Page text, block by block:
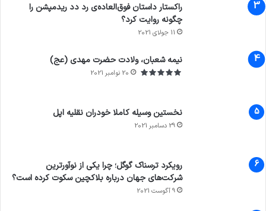
راکستار داستان فوق‌العاده‌ی رد دد ریدمپشن را
چگونه روایت کرد؟
11 جولای 2021
نیمه شعبان، ولادت حضرت مهدی (عج)
20 نوامبر 2021
نخستین وسیله کاملا خودران نقلیه اپل
29 دسامبر 2021
رویکرد ترسناک گوگل؛ چرا یکی از نوآورترین
شرکت‌های جهان درباره بلاکچین سکوت کرده است؟
9 آگوست 2021